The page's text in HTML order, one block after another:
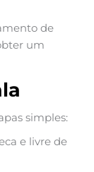
de
um
simples:
e livre de